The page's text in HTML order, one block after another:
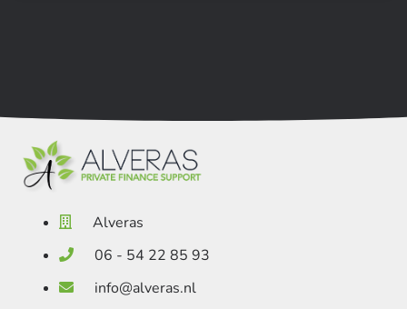
Alveras
06 - 54 22 85 93
info@alveras.nl